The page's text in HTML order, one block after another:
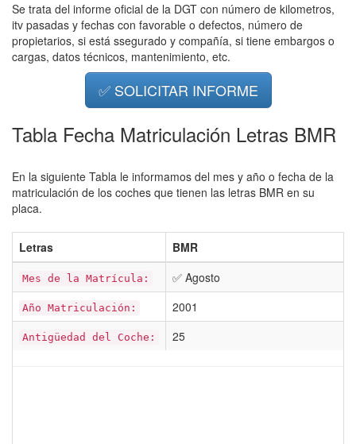
Se trata del informe oficial de la DGT con número de kilometros,
itv pasadas y fechas con favorable o defectos, número de
propietarios, si está ssegurado y compañía, si tiene embargos o
cargas, datos técnicos, mantenimiento, etc.
✅ SOLICITAR INFORME
Tabla Fecha Matriculación Letras BMR
En la siguiente Tabla le informamos del mes y año o fecha de la
matriculación de los coches que tienen las letras BMR en su
placa.
Letras BMR
Mes de la Matrícula: ✅ Agosto
Año Matriculación: 2001
Antigüedad del Coche: 25